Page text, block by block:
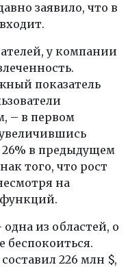
заявило, что в
у компании
показатель
– в первом
увеличившись
26% в предыдущем
того, что рост
на
из областей, о
беспокоиться.
226 млн $,